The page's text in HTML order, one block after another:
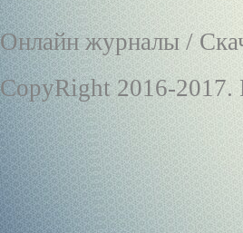
Онлайн журналы /
CopyRight 2016-